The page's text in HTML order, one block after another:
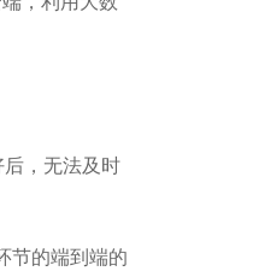
，无法及时
节的端到端的